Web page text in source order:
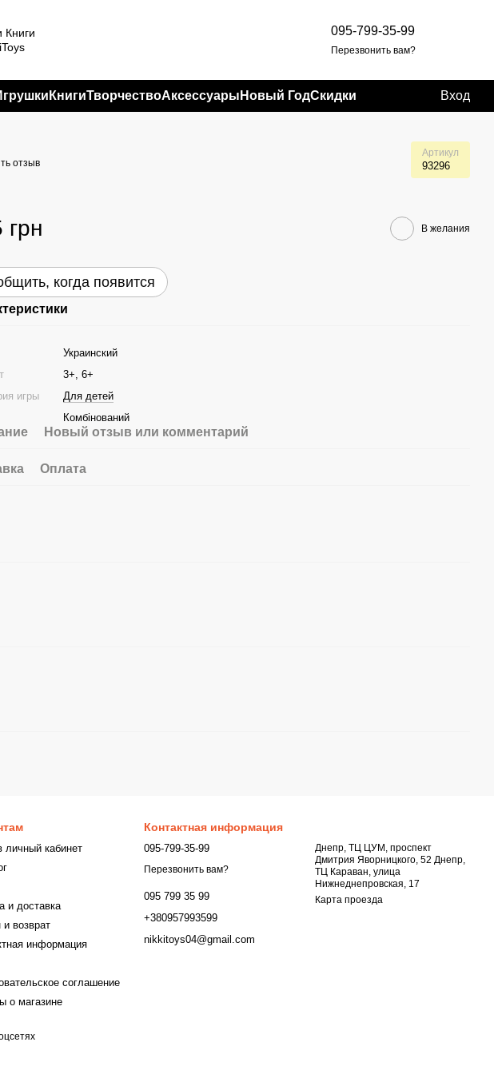
095-799-35-99
Перезвонить вам?
КнигиТворчествоАксессуары Новый ГодСкидки Вход
отзыв
Артикул
93296
грн В желания
когда появится
Украинский
3+, 6+
игры
Для детей
Комбінований
Новый отзыв или комментарий
Оплата
личный кабинет
и доставка
возврат
информация
соглашение
о магазине
Контактная информация
095-799-35-99
Перезвонить вам?
095 799 35 99
+380957993599
nikkitoys04@gmail.com
Днепр, ТЦ ЦУМ, проспект
Дмитрия Яворницкого, 52 Днепр,
ТЦ Караван, улица
Нижнеднепровская, 17
Карта проезда